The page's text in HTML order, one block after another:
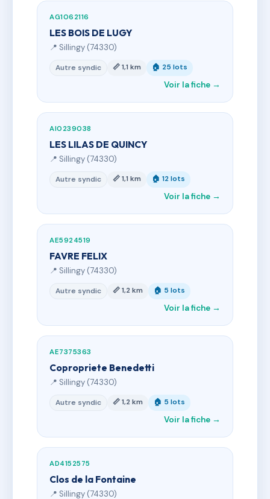
AG1062116
LES BOIS DE LUGY
📍 Sillingy (74330)
Autre syndic 📏 1,1 km 🏠 25 lots
Voir la fiche →
AI0239038
LES LILAS DE QUINCY
📍 Sillingy (74330)
Autre syndic 📏 1,1 km 🏠 12 lots
Voir la fiche →
AE5924519
FAVRE FELIX
📍 Sillingy (74330)
Autre syndic 📏 1,2 km 🏠 5 lots
Voir la fiche →
AE7375363
Copropriete Benedetti
📍 Sillingy (74330)
Autre syndic 📏 1,2 km 🏠 5 lots
Voir la fiche →
AD4152575
Clos de la Fontaine
📍 Sillingy (74330)